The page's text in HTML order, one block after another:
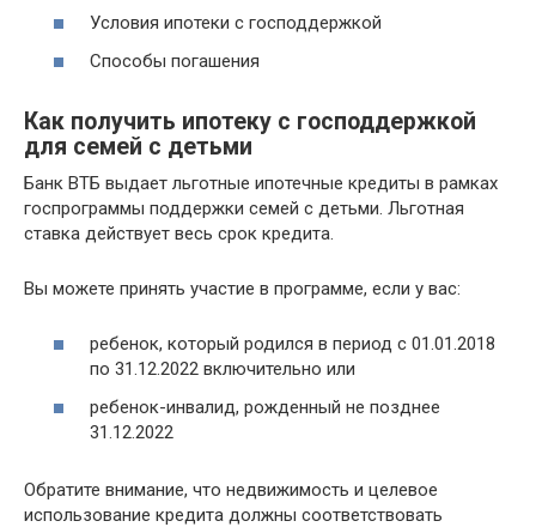
Условия ипотеки с господдержкой
Способы погашения
Как получить ипотеку с господдержкой
для семей с детьми
Банк ВТБ выдает льготные ипотечные кредиты в рамках
госпрограммы поддержки семей с детьми. Льготная
ставка действует весь срок кредита.
Вы можете принять участие в программе, если у вас:
ребенок, который родился в период с 01.01.2018
по 31.12.2022 включительно или
ребенок-инвалид, рожденный не позднее
31.12.2022
Обратите внимание, что недвижимость и целевое
использование кредита должны соответствовать